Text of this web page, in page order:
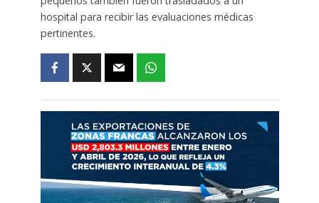
hospital para recibir las evaluaciones médicas
pertinentes.